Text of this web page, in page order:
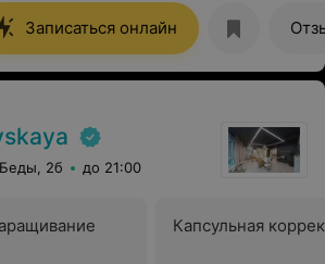
Записаться онлайн
2б до 21:00
Капсульная